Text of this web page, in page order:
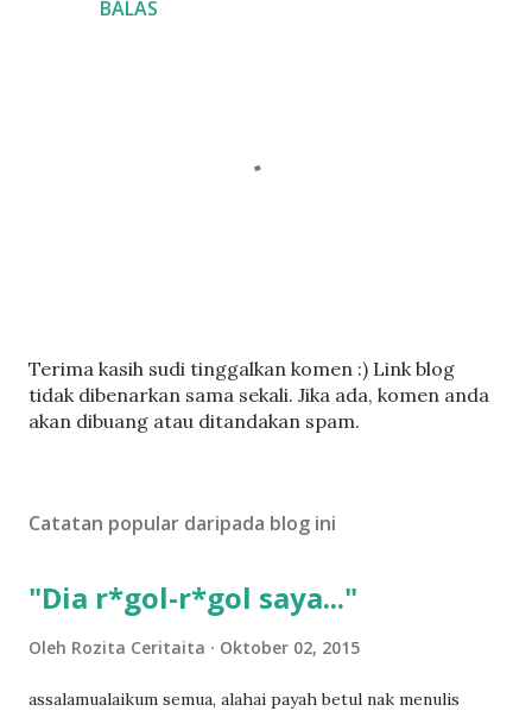
BALAS
C
a
t
l
Terima kasih sudi tinggalkan komen :) Link blog
tidak dibenarkan sama sekali. Jika ada, komen anda
akan dibuang atau ditandakan spam.
Catatan popular daripada blog ini
"Dia r*gol-r*gol saya..."
Oleh Rozita Ceritaita Oktober 02, 2015
assalamualaikum semua, alahai payah betul nak menulis